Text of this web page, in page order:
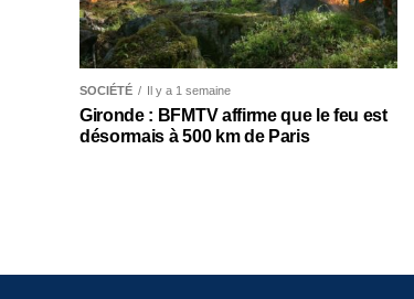
SOCIÉTÉ Il y a 1 semaine
Gironde : BFMTV affirme que le feu est
désormais à 500 km de Paris